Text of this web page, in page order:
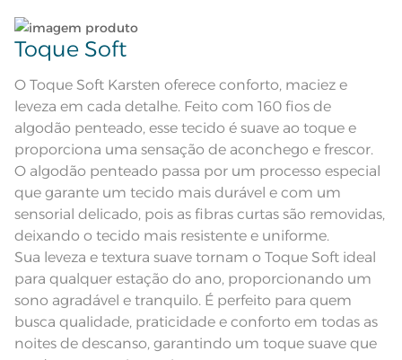
Atributos
Descrição Visual
tons de verde. Verso em poá verde.
Composição
100% Algodão; Manta de
Enchimento 100% Poliéster
Tamanho Casal
Itens Inclusos 1 Edredom
Medida 2,20m x 2,40m
Acabamento Estampado
Instruções de Lavagem
Lavação a 40ºC; Proibido alvejar;
Secar em tambor com
de passar com temperatura
Lave tipos de tecidos distintos separadamente;
Não lave cores claras e cores escuras no mesmo
ciclo;
Lave as peças no ciclo leve, suave ou delicado de
sua lavadora;
Enxágue as peças com bastante água;
Utilize a quantidade mínima de amaciante e sabão;
Leia atentamente as instruções na etiqueta.
Toque Soft
O Toque Soft Karsten oferece conforto, maciez e
leveza em cada detalhe. Feito com 160 fios de
algodão penteado, esse tecido é suave ao toque e
proporciona uma sensação de aconchego e frescor.
O algodão penteado passa por um processo especial
que garante um tecido mais durável e com um
sensorial delicado, pois as fibras curtas são removidas,
deixando o tecido mais resistente e uniforme.
Sua leveza e textura suave tornam o Toque Soft ideal
para qualquer estação do ano, proporcionando um
sono agradável e tranquilo. É perfeito para quem
busca qualidade, praticidade e conforto em todas as
noites de descanso, garantindo um toque suave que